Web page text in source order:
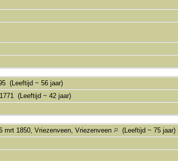
(Leeftijd ~ 56 jaar)
(Leeftijd ~ 42 jaar)
mrt 1850, Vriezenveen, Vriezenveen
(Leeftijd ~ 75 jaar)